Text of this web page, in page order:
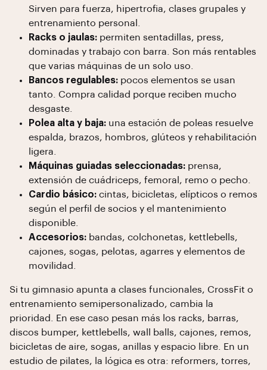
Sirven para fuerza, hipertrofia, clases grupales y
entrenamiento personal.
Racks o jaulas: permiten sentadillas, press,
dominadas y trabajo con barra. Son más rentables
que varias máquinas de un solo uso.
Bancos regulables: pocos elementos se usan
tanto. Compra calidad porque reciben mucho
desgaste.
Polea alta y baja: una estación de poleas resuelve
espalda, brazos, hombros, glúteos y rehabilitación
ligera.
Máquinas guiadas seleccionadas: prensa,
extensión de cuádriceps, femoral, remo o pecho.
Cardio básico: cintas, bicicletas, elípticos o remos
según el perfil de socios y el mantenimiento
disponible.
Accesorios: bandas, colchonetas, kettlebells,
cajones, sogas, pelotas, agarres y elementos de
movilidad.
Si tu gimnasio apunta a clases funcionales, CrossFit o
entrenamiento semipersonalizado, cambia la
prioridad. En ese caso pesan más los racks, barras,
discos bumper, kettlebells, wall balls, cajones, remos,
bicicletas de aire, sogas, anillas y espacio libre. En un
estudio de pilates, la lógica es otra: reformers, torres,